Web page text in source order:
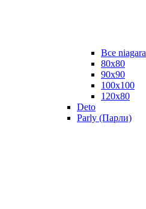
Все niagara
80x80
90x90
100x100
120x80
Deto
Parly (Парли)